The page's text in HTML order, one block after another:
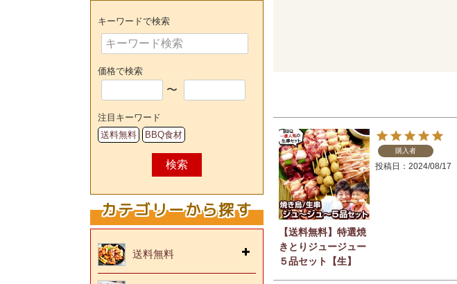
キーワードで検索
価格で検索
〜
注目キーワード
送料無料
BBQ食材
検索
カテゴリーから探す
送料無料
【送料無料】特選焼
きとりジュージュー
５品セット【生】
購入者
投稿日 2024/08/17